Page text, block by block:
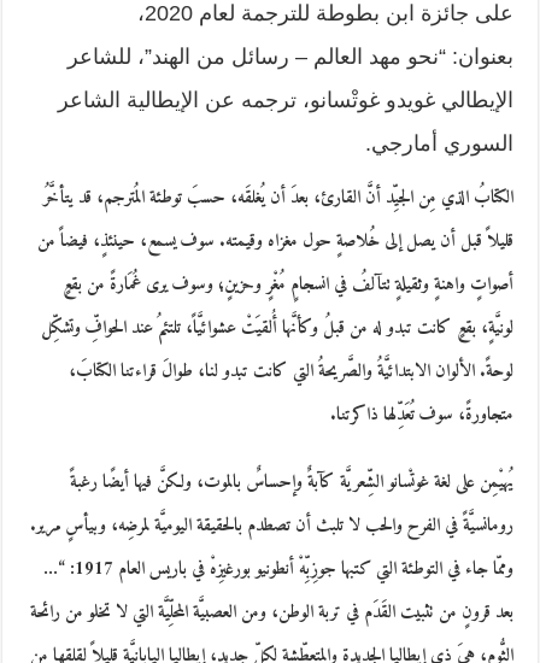
على جائزة ابن بطوطة للترجمة لعام 2020،
بعنوان: “نحو مهد العالم – رسائل من الهند”، للشاعر
الإيطالي غويدو غوتْسانو، ترجمه عن الإيطالية الشاعر
السوري أمارجي.
الكتابُ الذي مِن الجيِّد أنَّ القارئ، بعدَ أن يُغلقَه، حسبَ توطئة المُترجم، قد يتأخَّرُ
قليلاً قبل أن يصل إلى خُلاصةٍ حول مغزاه وقيمته. سوف يسمع، حينئذٍ، فيضاً من
أصواتٍ واهنةٍ وثقيلةٍ تتآلفُ في انسجامٍ مُغْرٍ وحزينٍ؛ وسوف يرى غُمَارةً من بقعٍ
لونيَّةٍ، بقعٍ كانت تبدو له من قبلُ وكأنَّها أُلقيَتْ عشوائيَّاً، تلتئمُ عند الحوافِّ وتشكِّل
لوحةً. الألوان الابتدائيَّةُ والصَّريحةُ التي كانت تبدو لنا، طوالَ قراءتنا الكتابَ،
متجاورةً، سوف تُعَدِّلها ذاكرتنا.
يُهيْمِن على لغة غوتْسانو الشِّعريَّة كآبةٌ وإحساسٌ بالموت، ولكنَّ فيها أيضًا رغبةً
رومانسيَّةً في الفرح والحب لا تلبث أن تصطدم بالحقيقة اليوميَّة لمرضِه، وبيأسٍ مرير.
وممّا جاء في التوطئة التي كتبها جوزِبِّهْ أنطونيو بورغيزِهْ في باريس العام 1917: “…
بعد قرونٍ من تثبيت القَدَم في تربة الوطن، ومن العصبيَّة المحلِّيَّة التي لا تخلو من رائحة